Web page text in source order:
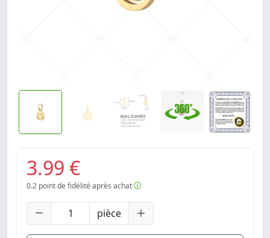
3.99 €
0.2 point de fidélité après achat
pièce